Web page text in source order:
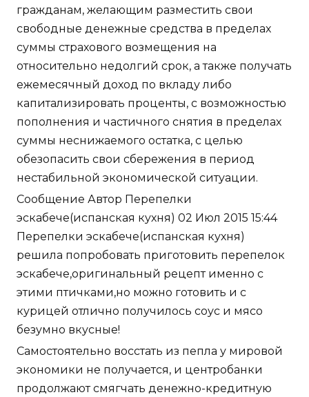
гражданам, желающим разместить свои
свободные денежные средства в пределах
суммы страхового возмещения на
относительно недолгий срок, а также получать
ежемесячный доход по вкладу либо
капитализировать проценты, с возможностью
пополнения и частичного снятия в пределах
суммы неснижаемого остатка, с целью
обезопасить свои сбережения в период
нестабильной экономической ситуации.
Сообщение Автор Перепелки
эскабече(испанская кухня) 02 Июл 2015 15:44
Перепелки эскабече(испанская кухня)
решила попробовать приготовить перепелок
эскабече,оригинальный рецепт именно с
этими птичками,но можно готовить и с
курицей отлично получилось соус и мясо
безумно вкусные!
Самостоятельно восстать из пепла у мировой
экономики не получается, и центробанки
продолжают смягчать денежно-кредитную